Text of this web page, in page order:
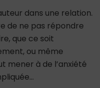
dans une relation.
de ne pas répondre
que ce soit
ou même
mener à de l’anxiété